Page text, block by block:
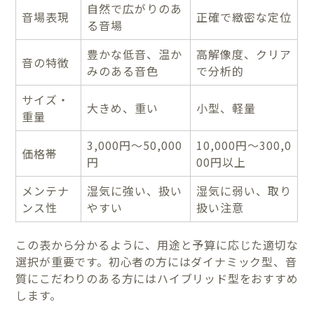
音場表現
自然で広がりのあ
る音場
正確で緻密な定位
音の特徴
豊かな低音、温か
みのある音色
高解像度、クリア
で分析的
サイズ・
重量
大きめ、重い 小型、軽量
価格帯
3,000円～50,000
円
10,000円～300,0
00円以上
メンテナ
ンス性
湿気に強い、扱い
やすい
湿気に弱い、取り
扱い注意
この表から分かるように、用途と予算に応じた適切な
選択が重要です。初心者の方にはダイナミック型、音
質にこだわりのある方にはハイブリッド型をおすすめ
します。